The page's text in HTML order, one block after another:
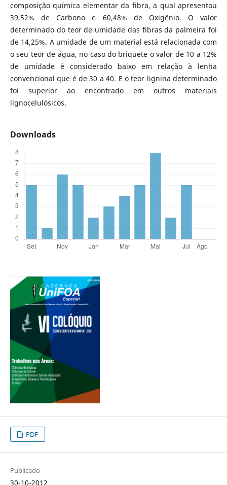
composição química elementar da fibra, a qual apresentou
39,52% de Carbono e 60,48% de Oxigênio. O valor
determinado do teor de umidade das fibras da palmeira foi
de 14,25%. A umidade de um material está relacionada com
o seu teor de água, no caso do briquete o valor de 10 a 12%
de umidade é considerado baixo em relação à lenha
convencional que é de 30 a 40. E o teor lignina determinado
foi superior ao encontrado em outros materiais
lignocelulósicos.
Downloads
PDF
Publicado
30-10-2012